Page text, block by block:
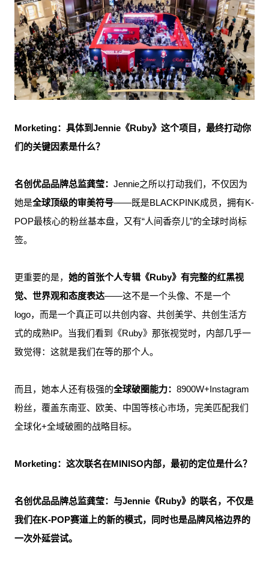
Morketing：具体到Jennie《Ruby》这个项目，最终打动你
们的关键因素是什么？
名创优品品牌总监龚莹： Jennie之所以打动我们，不仅因为
她是全球顶级的审美符号——既是BLACKPINK成员，拥有K-
POP最核心的粉丝基本盘，又有“人间香奈儿”的全球时尚标
签。
更重要的是， 她的首张个人专辑《Ruby》有完整的红黑视
觉、世界观和态度表达——这不是一个头像、不是一个
logo，而是一个真正可以共创内容、共创美学、共创生活方
式的成熟IP。当我们看到《Ruby》那张视觉时，内部几乎一
致觉得：这就是我们在等的那个人。
而且，她本人还有极强的全球破圈能力： 8900W+Instagram
粉丝，覆盖东南亚、欧美、中国等核心市场，完美匹配我们
全球化+全域破圈的战略目标。
Morketing：这次联名在MINISO内部，最初的定位是什么？
名创优品品牌总监龚莹：与Jennie《Ruby》的联名， 不仅是
我们在K-POP赛道上的新的模式，
同时也是品牌风格边界的
一次外延尝试。